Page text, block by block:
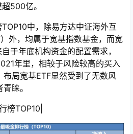
500亿。
中，除易方达中证海外互
外，均属于宽基指数基金，而宽
于年底机构资金的配置需求，
年里，相较于风险较高的买入
局宽基ETF显然受到了无数风
睐。
榜TOP10|